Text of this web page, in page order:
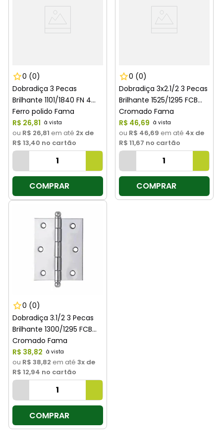
0 (0)
Dobradiça 3 Pecas
Brilhante 1101/1840 FN 4
Ferro polido Fama
R$ 26,81
ou R$ 26,81 em até 2x de
R$ 13,40 no cartão
COMPRAR
0 (0)
Dobradiça 3x2.1/2 3 Pecas
Brilhante 1525/1295 FCB
Cromado Fama
R$ 46,69
ou R$ 46,69 em até 4x de
R$ 11,67 no cartão
COMPRAR
0 (0)
Dobradiça 3.1/2 3 Pecas
Brilhante 1300/1295 FCB
Cromado Fama
R$ 38,82
ou R$ 38,82 em até 3x de
R$ 12,94 no cartão
COMPRAR